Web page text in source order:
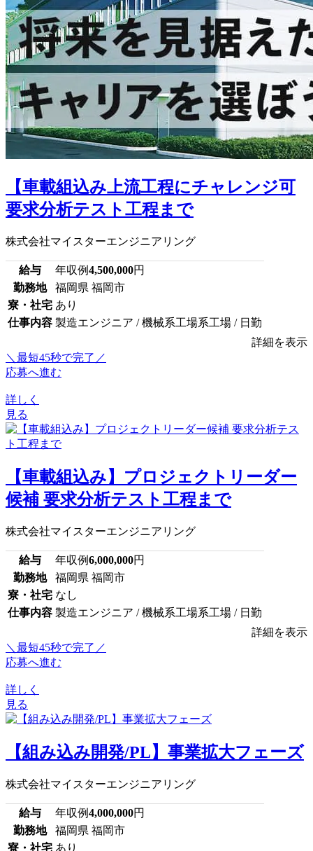
【車載組込み上流工程にチャレンジ可
要求分析テスト工程まで
株式会社マイスターエンジニアリング
給与 年収例4,500,000円
勤務地
福岡県 福岡市
寮・社宅 あり
仕事内容 製造エンジニア / 機械系工場系工場 / 日勤
詳細を表示
＼最短45秒で完了／
応募へ進む
詳しく
見る
【車載組込み】プロジェクトリーダー
候補 要求分析テスト工程まで
株式会社マイスターエンジニアリング
給与 年収例6,000,000円
勤務地
福岡県 福岡市
寮・社宅 なし
仕事内容 製造エンジニア / 機械系工場系工場 / 日勤
詳細を表示
＼最短45秒で完了／
応募へ進む
詳しく
見る
【組み込み開発/PL】事業拡大フェーズ
株式会社マイスターエンジニアリング
給与 年収例4,000,000円
勤務地
福岡県 福岡市
寮・社宅 あり